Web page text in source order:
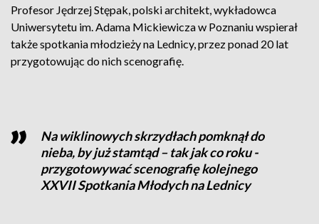
Profesor Jędrzej Stępak, polski architekt, wykładowca
Uniwersytetu im. Adama Mickiewicza w Poznaniu wspierał
także spotkania młodzieży na Lednicy, przez ponad 20 lat
przygotowując do nich scenografię.
Na wiklinowych skrzydłach pomknął do
nieba, by już stamtąd – tak jak co roku -
przygotowywać scenografię kolejnego
XXVII Spotkania Młodych na Lednicy